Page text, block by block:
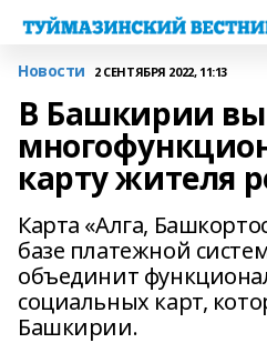
Новости 2 СЕНТЯБРЯ 2022, 11:13
В Башкирии
карту жителя
Карта «Алга,
базе платежной
объединит
социальных карт,
Башкирии.